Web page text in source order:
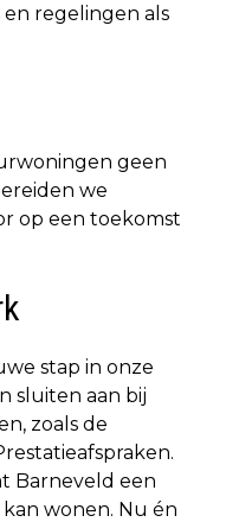
en regelingen als
geen
we
op een toekomst
stap in onze
sluiten aan bij
zoals de
Barneveld een
wonen. Nu én